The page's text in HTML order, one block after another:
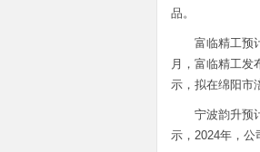
品。
富临精工预
月，富临精工发
示，拟在绵阳市
宁波韵升预
示，2024年，公